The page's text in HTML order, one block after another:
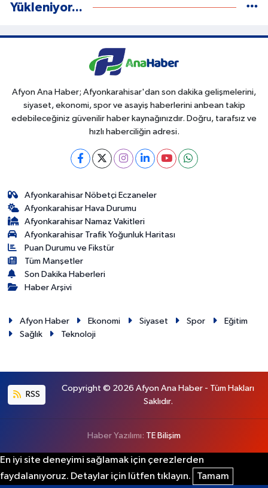
Yükleniyor...
Afyon Ana Haber; Afyonkarahisar'dan son dakika gelişmelerini,
siyaset, ekonomi, spor ve asayiş haberlerini anbean takip
edebileceğiniz güvenilir haber kaynağınızdır. Doğru, tarafsız ve
hızlı haberciliğin adresi.
Afyonkarahisar Nöbetçi Eczaneler
Afyonkarahisar Hava Durumu
Afyonkarahisar Namaz Vakitleri
Afyonkarahisar Trafik Yoğunluk Haritası
Puan Durumu ve Fikstür
Tüm Manşetler
Son Dakika Haberleri
Haber Arşivi
Afyon Haber Ekonomi Siyaset Spor
Eğitim
Sağlık
Teknoloji
RSS
Copyright © 2026 Afyon Ana Haber - Tüm Hakları
Saklıdır.
Haber Yazılımı: TE Bilişim
En iyi site deneyimi sağlamak için çerezlerden
faydalanıyoruz. Detaylar için lütfen tıklayın.
Tamam